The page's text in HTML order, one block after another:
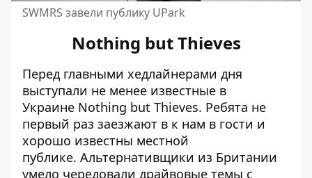
SWMRS завели публику UPark
Nothing but Thieves
Перед главными хедлайнерами дня
выступали не менее известные в
Украине Nothing but Thieves. Ребята не
первый раз заезжают в к нам в гости и
хорошо известны местной
публике. Альтернативщики из Британии
умело чередовали драйвовые темы с